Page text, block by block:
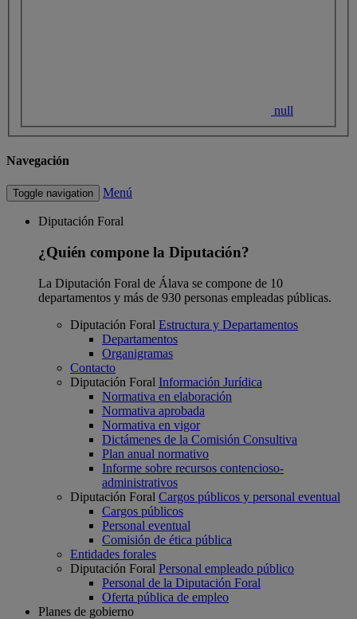
null
Navegación
Toggle navigation Menú
Diputación Foral
¿Quién compone la Diputación?
La Diputación Foral de Álava se compone de 10
departamentos y más de 930 personas empleadas públicas.
Diputación Foral Estructura y Departamentos
Departamentos
Organigramas
Contacto
Diputación Foral Información Jurídica
Normativa en elaboración
Normativa aprobada
Normativa en vigor
Dictámenes de la Comisión Consultiva
Plan anual normativo
Informe sobre recursos contencioso-
administrativos
Diputación Foral Cargos públicos y personal eventual
Cargos públicos
Personal eventual
Comisión de ética pública
Entidades forales
Diputación Foral Personal empleado público
Personal de la Diputación Foral
Oferta pública de empleo
Planes de gobierno